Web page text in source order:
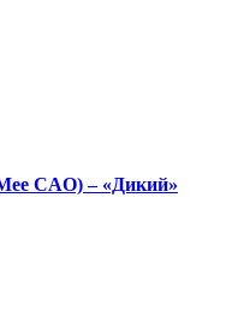
CAO) – «Дикий»